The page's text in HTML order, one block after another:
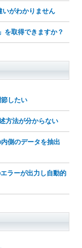
いがわかりません
を取得できますか？
したい
方法が分からない
側のデータを抽出
ラーが出力し自動的